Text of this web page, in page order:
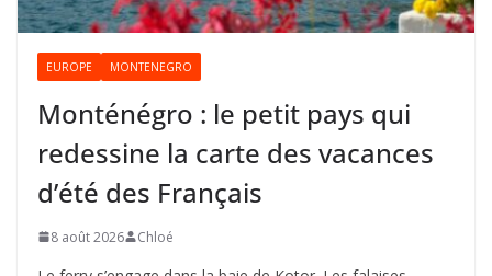
EUROPE MONTENEGRO
Monténégro : le petit pays qui
redessine la carte des vacances
d’été des Français
8 août 2026 Chloé